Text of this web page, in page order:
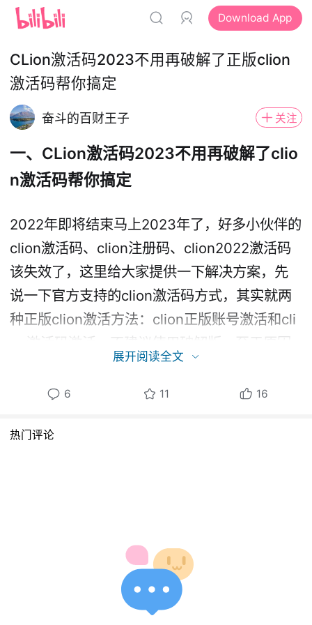
Download App
CLion激活码2023不用再破解了正版clion
激活码帮你搞定
奋斗的百财王子 关注
一、CLion激活码2023不用再破解了clio
n激活码帮你搞定
2022年即将结束马上2023年了，好多小伙伴的
clion激活码、clion注册码、clion2022激活码
该失效了，这里给大家提供一下解决方案，先
说一下官方支持的clion激活码方式，其实就两
种正版clion激活方法：clion正版账号激活和cli
on激活码激活，不建议使用破解版，至于原因
大家都懂这里就不废话了。
信 公 众 号：C和C加加 回复：JHM 即可获
展开阅读全文
6 11 16
热门评论